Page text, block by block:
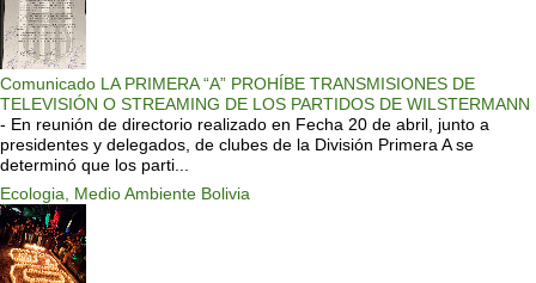
Comunicado LA PRIMERA “A” PROHÍBE TRANSMISIONES DE
TELEVISIÓN O STREAMING DE LOS PARTIDOS DE WILSTERMANN
- En reunión de directorio realizado en Fecha 20 de abril, junto a
presidentes y delegados, de clubes de la División Primera A se
determinó que los parti...
Ecologia, Medio Ambiente Bolivia